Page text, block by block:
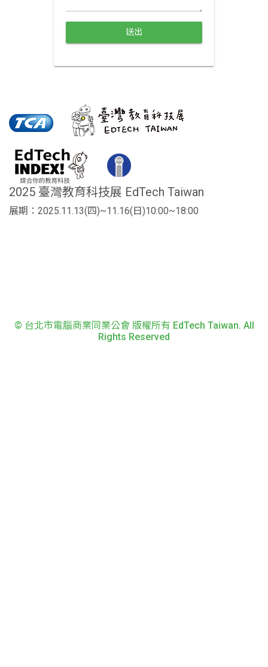
送出
2025 臺灣教育科技展 EdTech Taiwan
展期：2025.11.13(四)~11.16(日)10:00~18:00
© 台北市電腦商業同業公會 版權所有 EdTech Taiwan. All
Rights Reserved